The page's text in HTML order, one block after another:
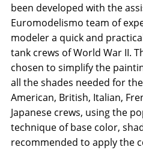
been developed with the
Euromodelismo team of
modeler a quick and
tank crews of World War II.
chosen to simplify the
all the shades needed for
American, British, Italian,
Japanese crews, using the
technique of base color,
recommended to apply the